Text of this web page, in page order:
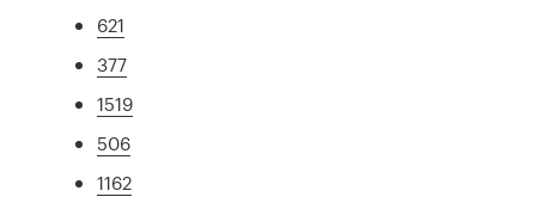
621
377
1519
506
1162